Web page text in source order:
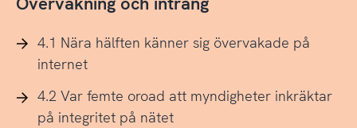
4.1 Nära hälften känner sig övervakade på
internet
4.2 Var femte oroad att myndigheter inkräktar
på integritet på nätet